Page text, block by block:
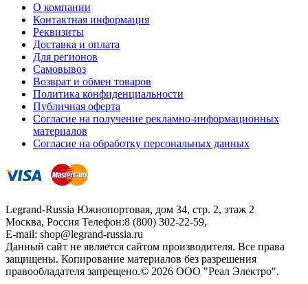
О компании
Контактная информация
Реквизиты
Доставка и оплата
Для регионов
Самовывоз
Возврат и обмен товаров
Политика конфиденциальности
Публичная оферта
Согласие на получение рекламно-информационных
материалов
Согласие на обработку персональных данных
Legrand-Russia Южнопортовая, дом 34, стр. 2, этаж 2
Москва, Россия Телефон:8 (800) 302-22-59,
E-mail: shop@legrand-russia.ru
Данный сайт не является сайтом производителя. Все права
защищены. Копирование материалов без разрешения
правообладателя запрещено.© 2026 ООО "Реал Электро".